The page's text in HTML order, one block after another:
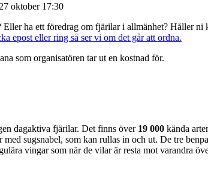
oktober 17:30
ha ett föredrag om fjärilar i allmänhet? Håller
epost eller ring så ser vi om det går att ordna.
som organisatören tar ut en kostnad för.
dagaktiva fjärilar. Det finns över 19 000 kända
med sugsnabel, som kan rullas in och ut. De tre
vingar som när de vilar är resta mot varandra